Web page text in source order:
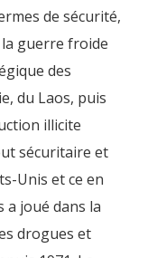
de sécurité,
guerre froide
des
du Laos, puis
illicite
sécuritaire et
Unis et ce en
a joué dans la
drogues et